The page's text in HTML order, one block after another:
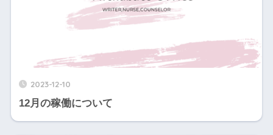
2023-12-10
12月の稼働について